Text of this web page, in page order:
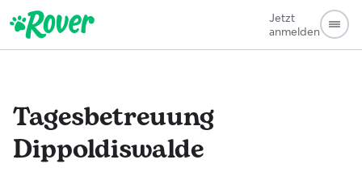
Jetzt
anmelden
Tagesbetreuung
Dippoldiswalde